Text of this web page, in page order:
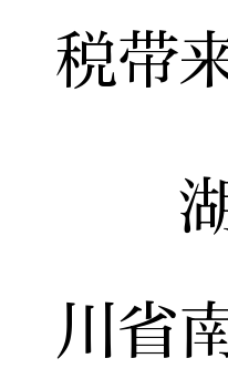
税带
湖
川省